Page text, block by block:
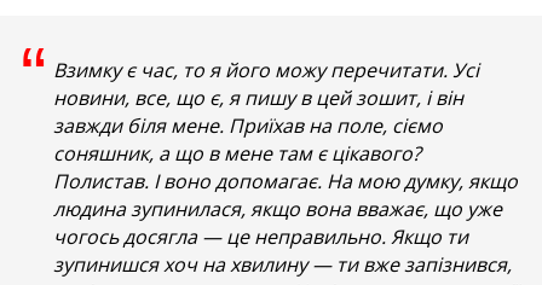
“ Взимку є час, то я його можу перечитати. Усі
новини, все, що є, я пишу в цей зошит, і він
завжди біля мене. Приїхав на поле, сіємо
соняшник, а що в мене там є цікавого?
Полистав. І воно допомагає. На мою думку, якщо
людина зупинилася, якщо вона вважає, що уже
чогось досягла — це неправильно. Якщо ти
зупинишся хоч на хвилину — ти вже запізнився,